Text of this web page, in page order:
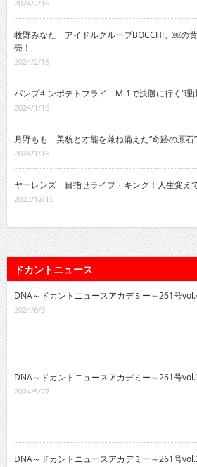
2024/2/16
牧野みなた アイドルグループBOCCHI。￼の
売！
2024/2/16
パンプキンポテトフライ M-1で決勝に行く“理
2024/1/16
月野もも 美貌と才能を兼ね備えた“奇跡の原石
2024/1/16
ヤーレンズ 目指せライブ・キング！人生変え
2023/12/15
ドカントニュース
DNA～ドカントニュースアカデミー～261号
2024/6/3
DNA～ドカントニュースアカデミー～261号
2024/5/27
DNA～ドカントニュースアカデミー～261号